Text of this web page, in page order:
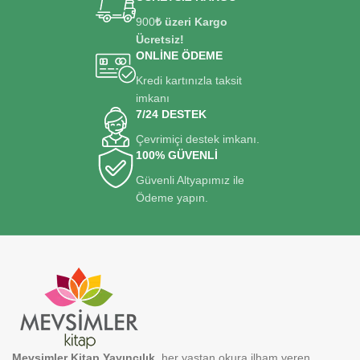
900₺ üzeri Kargo
Ücretsiz!
ONLİNE ÖDEME
Kredi kartınızla taksit
imkanı
7/24 DESTEK
Çevrimiçi destek imkanı.
100% GÜVENLİ
Güvenli Altyapımız ile
Ödeme yapın.